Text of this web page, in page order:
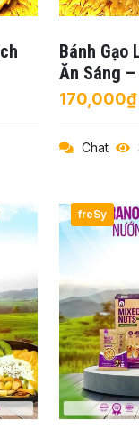
Bánh Gạo
Ăn Sáng
Chat
freSy